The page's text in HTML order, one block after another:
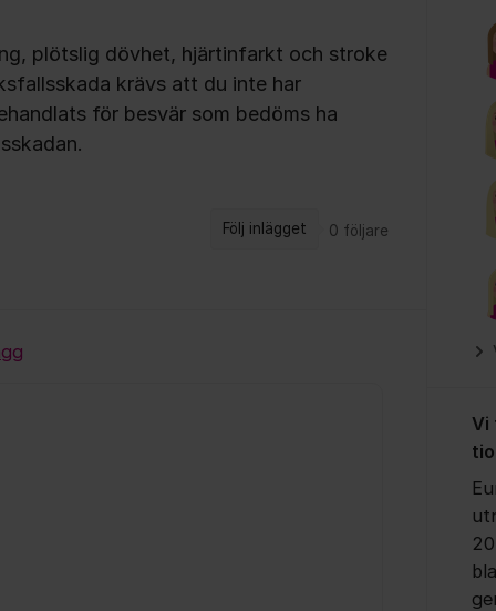
plötslig dövhet, hjärtinfarkt och stroke
krävs att du inte har
för besvär som bedöms ha
Följ inlägget 0 följare
Vi